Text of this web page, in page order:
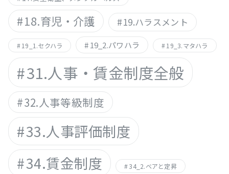
18.育児・介護 19.ハラスメント
19_1.セクハラ 19_2.パワハラ 19_3.マタハラ
31.人事・賃金制度全般
32.人事等級制度
33.人事評価制度
34.賃金制度 34_2.ベアと定昇